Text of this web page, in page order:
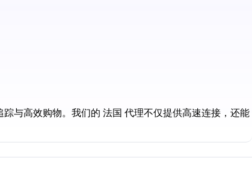
与高效购物。我们的 法国 代理不仅提供高速连接，还能